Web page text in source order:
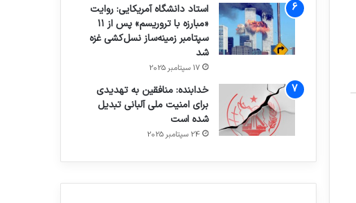
استاد دانشگاه آمریکایی: روایت
«مبارزه با تروریسم» پس از ۱۱
سپتامبر زمینه‌ساز نسل‌کشی غزه
شد
17 سپتامبر 2025
خدابنده: منافقین به تهدیدی
برای امنیت ملی آلبانی تبدیل
شده است
24 سپتامبر 2025